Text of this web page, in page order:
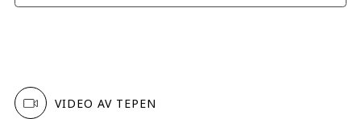
VIDEO AV TEPEN